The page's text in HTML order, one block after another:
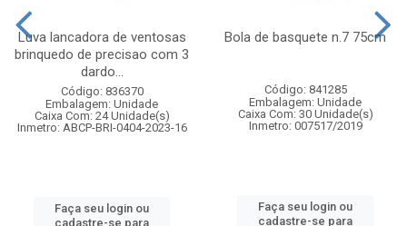
Luva lancadora de ventosas
brinquedo de precisao com 3
dardo...
Código: 836370
Embalagem: Unidade
Caixa Com: 24 Unidade(s)
Inmetro: ABCP-BRI-0404-2023-16
Faça seu login ou
cadastre-se para
Bola de basquete n.7 75cm
Código: 841285
Embalagem: Unidade
Caixa Com: 30 Unidade(s)
Inmetro: 007517/2019
Faça seu login ou
cadastre-se para